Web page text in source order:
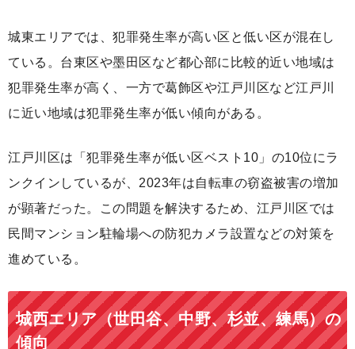
城東エリアでは、犯罪発生率が高い区と低い区が混在し
ている。台東区や墨田区など都心部に比較的近い地域は
犯罪発生率が高く、一方で葛飾区や江戸川区など江戸川
に近い地域は犯罪発生率が低い傾向がある。
江戸川区は「犯罪発生率が低い区ベスト10」の10位にラ
ンクインしているが、2023年は自転車の窃盗被害の増加
が顕著だった。この問題を解決するため、江戸川区では
民間マンション駐輪場への防犯カメラ設置などの対策を
進めている。
城西エリア（世田谷、中野、杉並、練馬）の
傾向